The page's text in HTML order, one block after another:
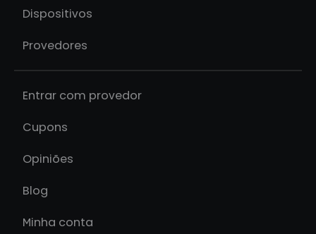
Dispositivos
Provedores
Entrar com provedor
Cupons
Opiniões
Blog
Minha conta